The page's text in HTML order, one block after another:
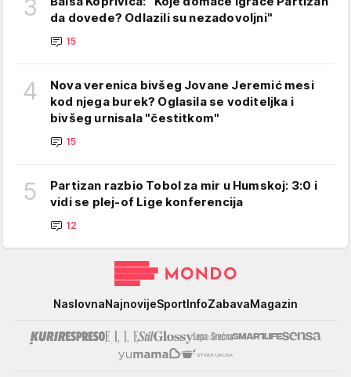
3
da dovede? Odlazili su nezadovoljni"
15
4
Nova verenica bivšeg Jovane Jeremić mesi
kod njega burek? Oglasila se voditeljka i
bivšeg urnisala "čestitkom"
15
5
Partizan razbio Tobol za mir u Humskoj: 3:0 i
vidi se plej-of Lige konferencija
12
NaslovnaNajnovijeSportInfoZabavaMagazin